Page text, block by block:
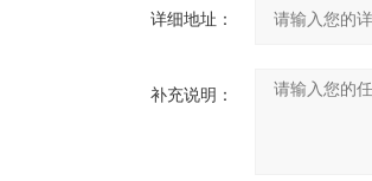
详细地址：
补充说明：